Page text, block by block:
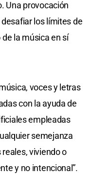
Una provocación
los límites de
la música en sí
voces y letras
con la ayuda de
empleadas
semejanza
viviendo o
y no intencional”.